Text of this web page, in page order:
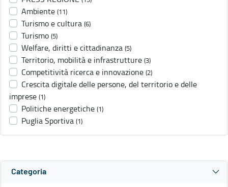
Ambiente (11)
Turismo e cultura (6)
Turismo (5)
Welfare, diritti e cittadinanza (5)
Territorio, mobilità e infrastrutture (3)
Competitività ricerca e innovazione (2)
Crescita digitale delle persone, del territorio e delle
imprese (1)
Politiche energetiche (1)
Puglia Sportiva (1)
Categoria